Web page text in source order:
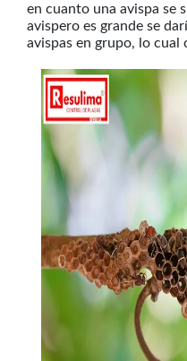
en cuanto una avispa se
avispero es grande se
avispas en grupo, lo cual